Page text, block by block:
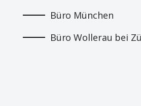
Büro München
Büro Wollerau bei